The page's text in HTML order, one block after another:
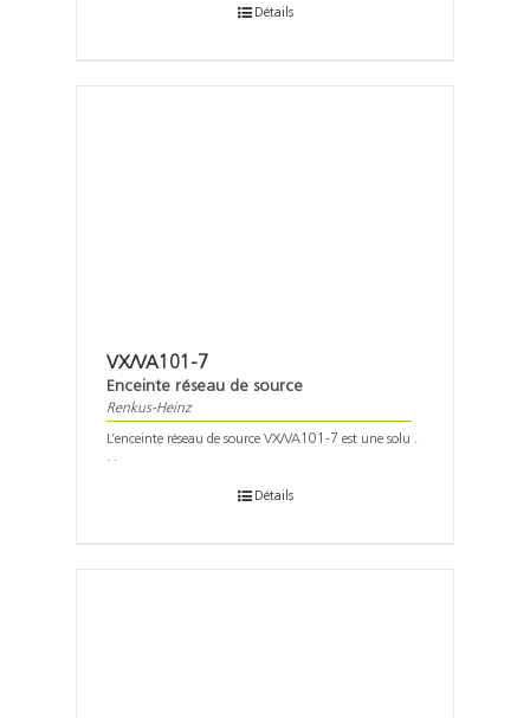
Détails
VX/VA101-7
Enceinte réseau de source
Renkus-Heinz
L’enceinte réseau de source VX/VA101-7 est une solu .
. .
Détails